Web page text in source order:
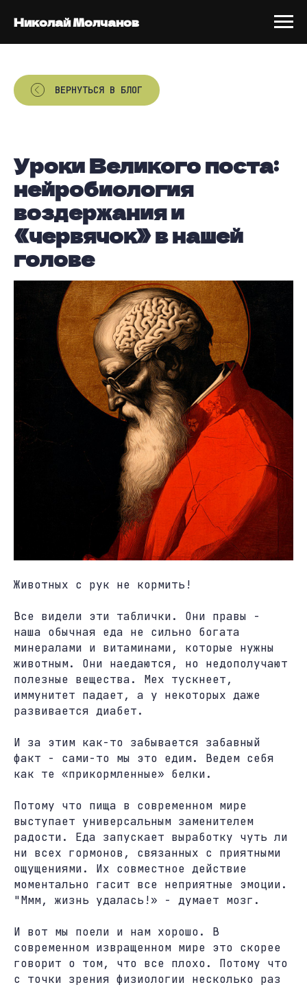
Николай Молчанов
ВЕРНУТЬСЯ В БЛОГ
Уроки Великого поста:
нейробиология
воздержания и
«червячок» в нашей
голове
Животных с рук не кормить!
Все видели эти таблички. Они правы -
наша обычная еда не сильно богата
минералами и витаминами, которые нужны
животным. Они наедаются, но недополучают
полезные вещества. Мех тускнеет,
иммунитет падает, а у некоторых даже
развивается диабет.
И за этим как-то забывается забавный
факт - сами-то мы это едим. Ведем себя
как те «прикормленные» белки.
Потому что пища в современном мире
выступает универсальным заменителем
радости. Еда запускает выработку чуть ли
ни всех гормонов, связанных с приятными
ощущениями. Их совместное действие
моментально гасит все неприятные эмоции.
"Ммм, жизнь удалась!» - думает мозг.
И вот мы поели и нам хорошо. В
современном извращенном мире это скорее
говорит о том, что все плохо. Потому что
с точки зрения физиологии несколько раз